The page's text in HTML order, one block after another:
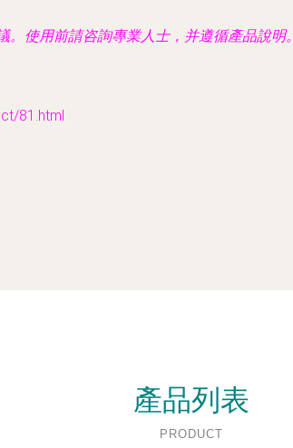
使用前請咨詢專業人士，并遵循產品說明。
81.html
產品列表
PRODUCT